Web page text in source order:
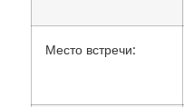
Место встречи: